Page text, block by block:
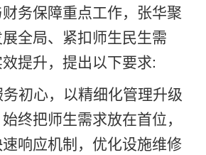
务保障重点工作，张华聚
全局、紧扣师生民生需
提升，提出以下要求:
初心，以精细化管理升级
终把师生需求放在首位，
响应机制，优化设施维修